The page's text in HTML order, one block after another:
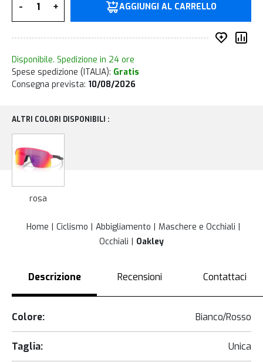
- + AGGIUNGI AL CARRELLO
Disponibile. Spedizione in 24 ore
Spese spedizione (ITALIA): Gratis
Consegna prevista: 10/08/2026
ALTRI COLORI DISPONIBILI :
rosa
Home Ciclismo Abbigliamento
Maschere e Occhiali
Occhiali
Oakley
Descrizione Recensioni Contattaci
Colore: Bianco/Rosso
Taglia: Unica